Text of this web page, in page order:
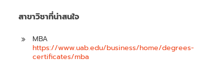
สาขาวิชาที่น่าสนใจ
MBA
https://www.uab.edu/business/home/degrees-
certificates/mba